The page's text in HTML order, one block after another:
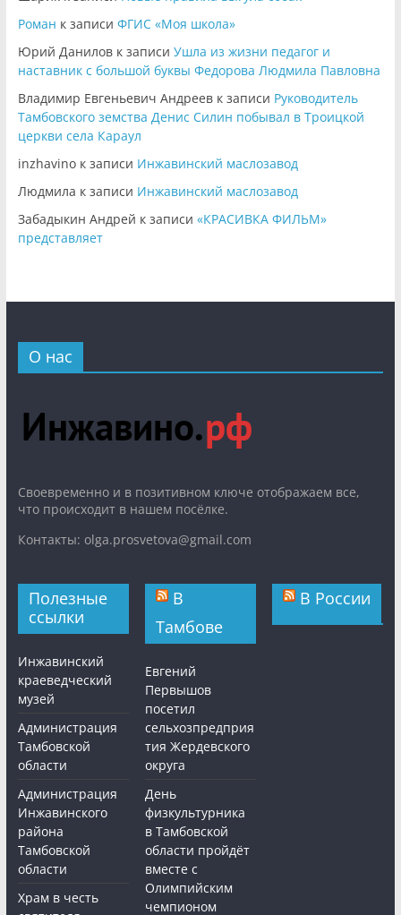
Роман к записи ФГИС «Моя школа»
Юрий Даниловк записи Ушла из жизни педагог и
наставник с большой буквы Федорова Людмила Павловна
Владимир Евгеньевич Андреевк записи Руководитель
Тамбовского земства Денис Силин побывал в Троицкой
церкви села Караул
inzhavinoк записи Инжавинский маслозавод
Людмила к записи Инжавинский маслозавод
Забадыкин Андрей к записи «КРАСИВКА ФИЛЬМ»
представляет
О нас
Cвоевременно и в позитивном ключе отображаем все,
что происходит в нашем посёлке.
Контакты: olga.prosvetova@gmail.com
Полезные
ссылки
Инжавинский
краеведческий
музей
Администрация
Тамбовской
области
Администрация
Инжавинского
района
Тамбовской
области
Храм в честь
В
Тамбове
Евгений
Первышов
посетил
сельхозпредприя
тия Жердевского
округа
День
физкультурника
в Тамбовской
области пройдёт
вместе с
Олимпийским
чемпионом
В России